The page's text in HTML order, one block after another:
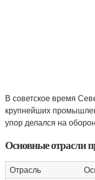
В советское время
крупнейших
упор делался на
Основные отрасли
Отрасль